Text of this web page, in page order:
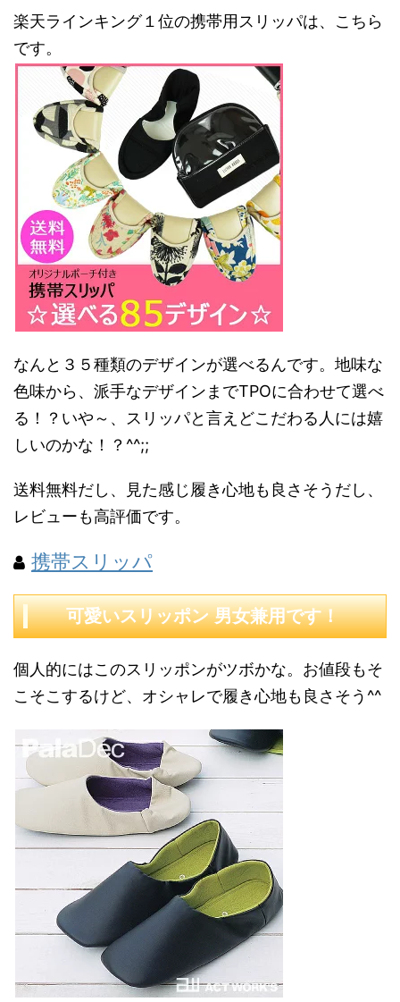
楽天ラインキング１位の携帯用スリッパは、こちら
です。
なんと３５種類のデザインが選べるんです。地味な
色味から、派手なデザインまでTPOに合わせて選べ
る！？いや～、スリッパと言えどこだわる人には嬉
しいのかな！？^^;;
送料無料だし、見た感じ履き心地も良さそうだし、
レビューも高評価です。
携帯スリッパ
可愛いスリッポン 男女兼用です！
個人的にはこのスリッポンがツボかな。お値段もそ
こそこするけど、オシャレで履き心地も良さそう^^